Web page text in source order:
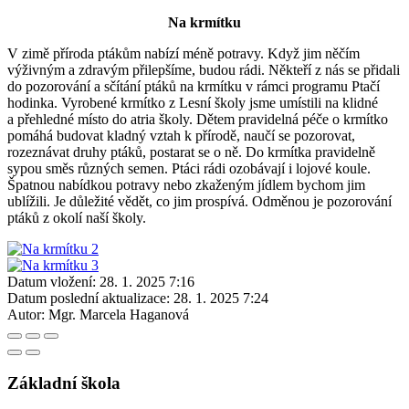
Na krmítku
V zimě příroda ptákům nabízí méně potravy. Když jim něčím
výživným a zdravým přilepšíme, budou rádi. Někteří z nás se přidali
do pozorování a sčítání ptáků na krmítku v rámci programu Ptačí
hodinka. Vyrobené krmítko z Lesní školy jsme umístili na klidné
a přehledné místo do atria školy. Dětem pravidelná péče o krmítko
pomáhá budovat kladný vztah k přírodě, naučí se pozorovat,
rozeznávat druhy ptáků, postarat se o ně. Do krmítka pravidelně
sypou směs různých semen. Ptáci rádi ozobávají i lojové koule.
Špatnou nabídkou potravy nebo zkaženým jídlem bychom jim
ublížili. Je důležité vědět, co jim prospívá. Odměnou je pozorování
ptáků z okolí naší školy.
Datum vložení: 28. 1. 2025 7:16
Datum poslední aktualizace: 28. 1. 2025 7:24
Autor: Mgr. Marcela Haganová
Základní škola